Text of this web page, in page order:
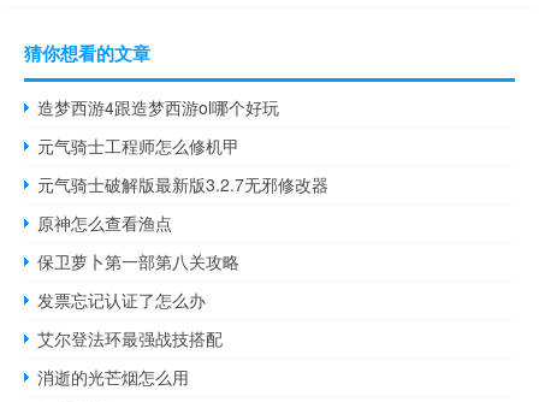
猜你想看的文章
造梦西游4跟造梦西游ol哪个好玩
元气骑士工程师怎么修机甲
元气骑士破解版最新版3.2.7无邪修改器
原神怎么查看渔点
保卫萝卜第一部第八关攻略
发票忘记认证了怎么办
艾尔登法环最强战技搭配
消逝的光芒烟怎么用